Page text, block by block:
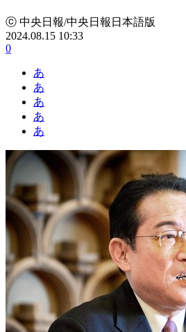
ⓒ 中央日報/中央日報日本語版
2024.08.15 10:33
0
あ
あ
あ
あ
あ